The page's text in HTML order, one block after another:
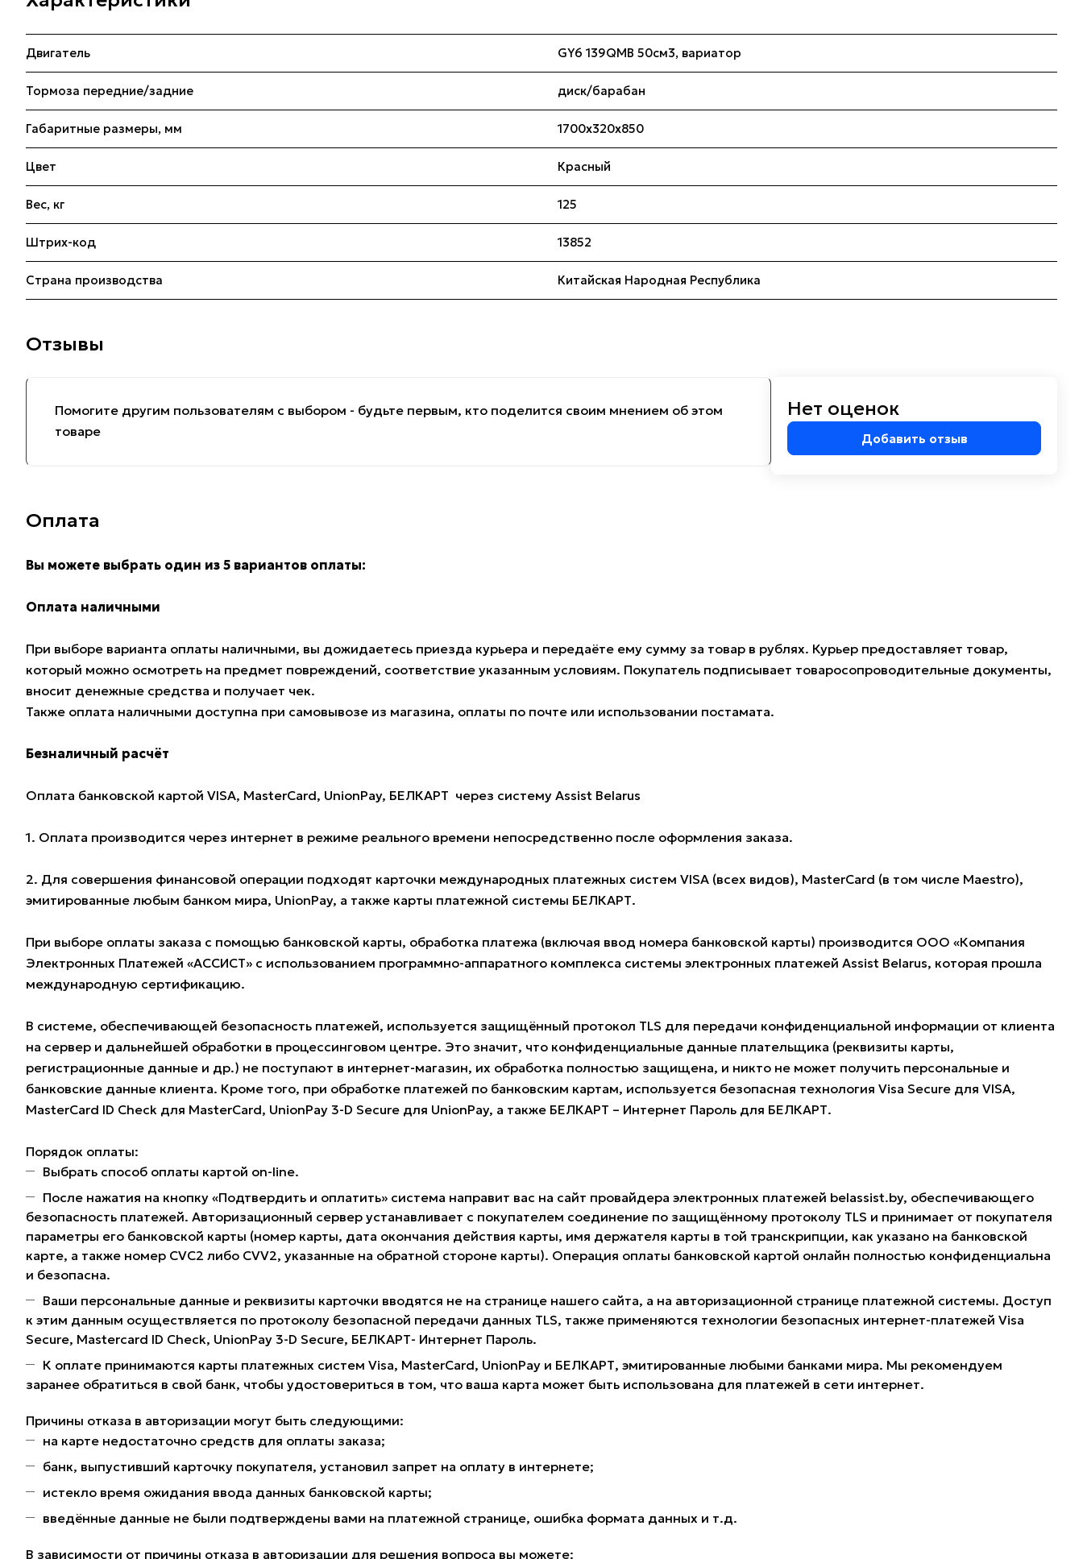
Двигатель GY6 139QMB 50см3, вариатор
Тормоза передние/задние диск/барабан
Габаритные размеры, мм 1700x320x850
Цвет Красный
Вес, кг 125
Штрих-код 13852
Страна производства Китайская Народная Республика
Отзывы
Помогите другим пользователям с выбором - будьте первым, кто поделится своим мнением об этом
товаре
Нет оценок
Добавить отзыв
Оплата
Вы можете выбрать один из 5 вариантов оплаты:
Оплата наличными
При выборе варианта оплаты наличными, вы дожидаетесь приезда курьера и передаёте ему сумму за товар в рублях. Курьер предоставляет товар,
который можно осмотреть на предмет повреждений, соответствие указанным условиям. Покупатель подписывает товаросопроводительные документы,
вносит денежные средства и получает чек.
Также оплата наличными доступна при самовывозе из магазина, оплаты по почте или использовании постамата.
Безналичный расчёт
Оплата банковской картой VISA, MasterCard, UnionPay, БЕЛКАРТ через систему Assist Belarus
1. Оплата производится через интернет в режиме реального времени непосредственно после оформления заказа.
2. Для совершения финансовой операции подходят карточки международных платежных систем VISA (всех видов), MasterCard (в том числе Maestro),
эмитированные любым банком мира, UnionPay, а также карты платежной системы БЕЛКАРТ.
При выборе оплаты заказа с помощью банковской карты, обработка платежа (включая ввод номера банковской карты) производится ООО «Компания
Электронных Платежей «АССИСТ» с использованием программно-аппаратного комплекса системы электронных платежей Assist Belarus, которая прошла
международную сертификацию.
В системе, обеспечивающей безопасность платежей, используется защищённый протокол TLS для передачи конфиденциальной информации от клиента
на сервер и дальнейшей обработки в процессинговом центре. Это значит, что конфиденциальные данные плательщика (реквизиты карты,
регистрационные данные и др.) не поступают в интернет-магазин, их обработка полностью защищена, и никто не может получить персональные и
банковские данные клиента. Кроме того, при обработке платежей по банковским картам, используется безопасная технология Visa Secure для VISA,
MasterCard ID Check для MasterCard, UnionPay 3-D Secure для UnionPay, а также БЕЛКАРТ – Интернет Пароль для БЕЛКАРТ.
Порядок оплаты:
Выбрать способ оплаты картой on-line.
После нажатия на кнопку «Подтвердить и оплатить» система направит вас на сайт провайдера электронных платежей belassist.by, обеспечивающего
безопасность платежей. Авторизационный сервер устанавливает с покупателем соединение по защищённому протоколу TLS и принимает от покупателя
параметры его банковской карты (номер карты, дата окончания действия карты, имя держателя карты в той транскрипции, как указано на банковской
карте, а также номер CVC2 либо CVV2, указанные на обратной стороне карты). Операция оплаты банковской картой онлайн полностью конфиденциальна
и безопасна.
Ваши персональные данные и реквизиты карточки вводятся не на странице нашего сайта, а на авторизационной странице платежной системы. Доступ
к этим данным осуществляется по протоколу безопасной передачи данных TLS, также применяются технологии безопасных интернет-платежей Visa
Secure, Mastercard ID Check, UnionPay 3-D Secure, БЕЛКАРТ- Интернет Пароль.
К оплате принимаются карты платежных систем Visa, MasterCard, UnionPay и БЕЛКАРТ, эмитированные любыми банками мира. Мы рекомендуем
заранее обратиться в свой банк, чтобы удостовериться в том, что ваша карта может быть использована для платежей в сети интернет.
Причины отказа в авторизации могут быть следующими:
на карте недостаточно средств для оплаты заказа;
банк, выпустивший карточку покупателя, установил запрет на оплату в интернете;
истекло время ожидания ввода данных банковской карты;
введённые данные не были подтверждены вами на платежной странице, ошибка формата данных и т.д.
В зависимости от причины отказа в авторизации для решения вопроса вы можете: